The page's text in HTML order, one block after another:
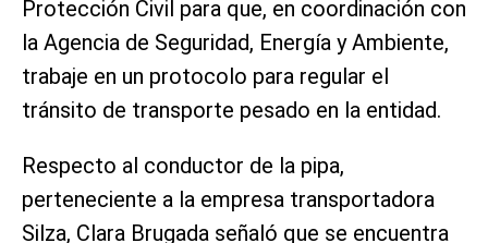
Protección Civil para que, en coordinación con
la Agencia de Seguridad, Energía y Ambiente,
trabaje en un protocolo para regular el
tránsito de transporte pesado en la entidad.
Respecto al conductor de la pipa,
perteneciente a la empresa transportadora
Silza, Clara Brugada señaló que se encuentra